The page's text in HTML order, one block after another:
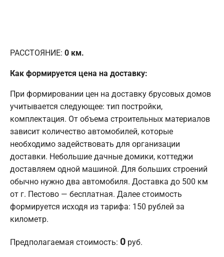
РАССТОЯНИЕ: 0 км.
Как формируется цена на доставку:
При формировании цен на доставку брусовых домов
учитывается следующее: тип постройки,
комплектация. От объема строительных материалов
зависит количество автомобилей, которые
необходимо задействовать для организации
доставки. Небольшие дачные домики, коттеджи
доставляем одной машиной. Для больших строений
обычно нужно два автомобиля. Доставка до 500 км
от г. Пестово — бесплатная. Далее стоимость
формируется исходя из тарифа: 150 рублей за
километр.
Предполагаемая стоимость: 0 руб.